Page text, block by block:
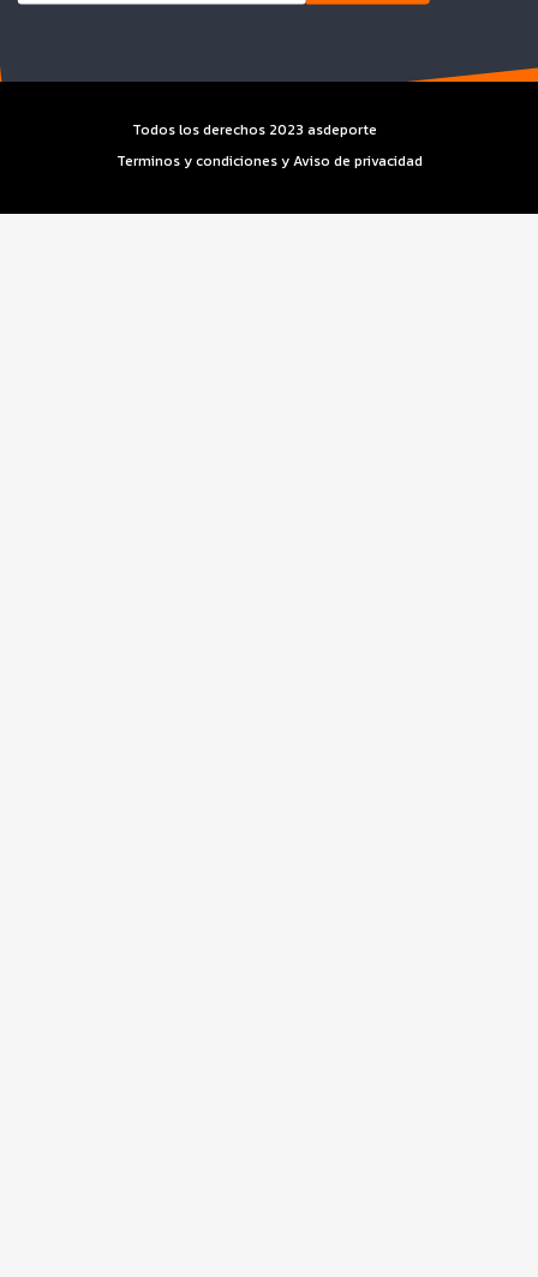
Todos los derechos 2023 asdeporte
Terminos y condiciones y Aviso de privacidad